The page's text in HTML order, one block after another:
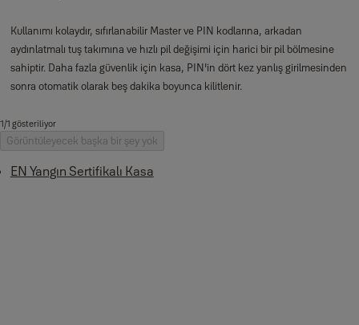
Kullanımı kolaydır, sıfırlanabilir Master ve PIN kodlarına, arkadan
aydınlatmalı tuş takımına ve hızlı pil değişimi için harici bir pil bölmesine
sahiptir. Daha fazla güvenlik için kasa, PIN'in dört kez yanlış girilmesinden
sonra otomatik olarak beş dakika boyunca kilitlenir.
1/1 gösteriliyor
Görüntüleyecek başka bir şey yok
EN Yangın Sertifikalı Kasa